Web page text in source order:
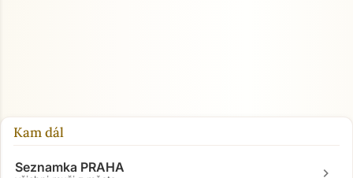
Kam dál
Seznamka PRAHA chevron_right